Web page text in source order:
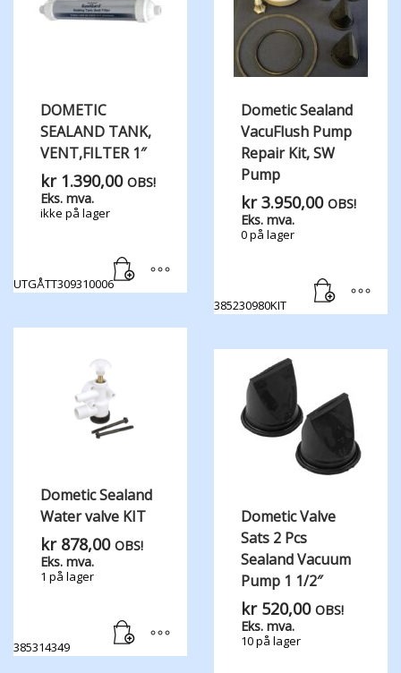
DOMETIC
SEALAND TANK,​
VENT,​FILTER 1″
kr1.390,00 OBS!
Eks. mva.
ikke på lager
UTGÅTT309310006
Dometic Sealand
VacuFlush Pump
Repair Kit, SW
Pump
kr3.950,00 OBS!
Eks. mva.
0 på lager
385230980KIT
Dometic Sealand
Water valve KIT
kr878,00 OBS!
Eks. mva.
1 på lager
385314349
Dometic Valve
Sats 2 Pcs
Sealand Vacuum
Pump 1 1/2″
kr520,00 OBS!
Eks. mva.
10 på lager